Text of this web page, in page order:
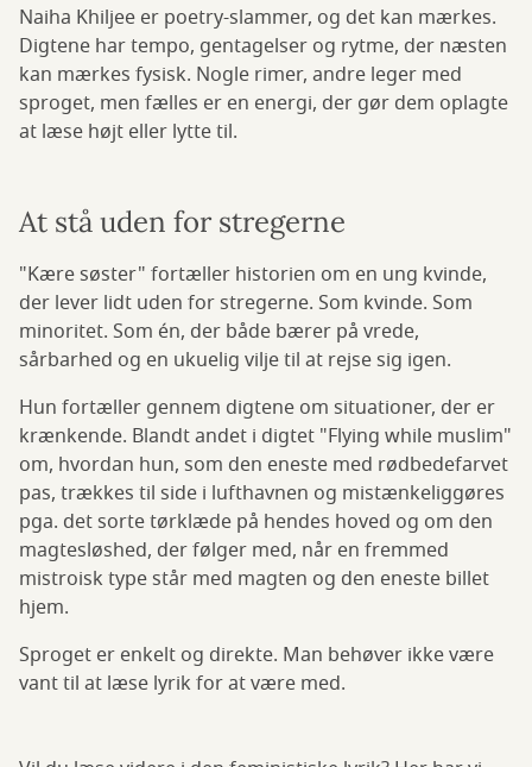
Naiha Khiljee er poetry-slammer, og det kan mærkes.
Digtene har tempo, gentagelser og rytme, der næsten
kan mærkes fysisk. Nogle rimer, andre leger med
sproget, men fælles er en energi, der gør dem oplagte
at læse højt eller lytte til.
At stå uden for stregerne
"Kære søster" fortæller historien om en ung kvinde,
der lever lidt uden for stregerne. Som kvinde. Som
minoritet. Som én, der både bærer på vrede,
sårbarhed og en ukuelig vilje til at rejse sig igen.
Hun fortæller gennem digtene om situationer, der er
krænkende. Blandt andet i digtet "Flying while muslim"
om, hvordan hun, som den eneste med rødbedefarvet
pas, trækkes til side i lufthavnen og mistænkeliggøres
pga. det sorte tørklæde på hendes hoved og om den
magtesløshed, der følger med, når en fremmed
mistroisk type står med magten og den eneste billet
hjem.
Sproget er enkelt og direkte. Man behøver ikke være
vant til at læse lyrik for at være med.